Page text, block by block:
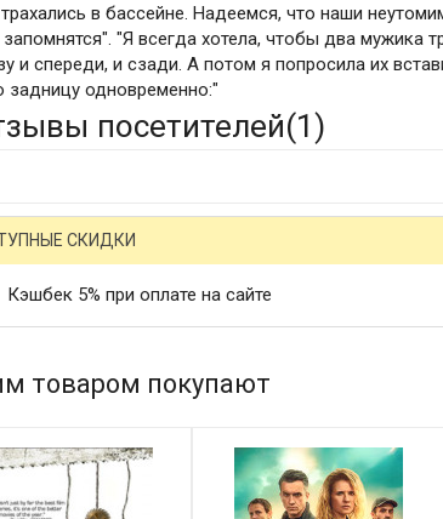
в бассейне. Надеемся, что наши
"Я всегда хотела, чтобы два мужика
и спереди, и сзади. А потом я попросила их
одновременно:"
посетителей(1)
СКИДКИ
Кэшбек 5% при оплате на сайте
товаром покупают